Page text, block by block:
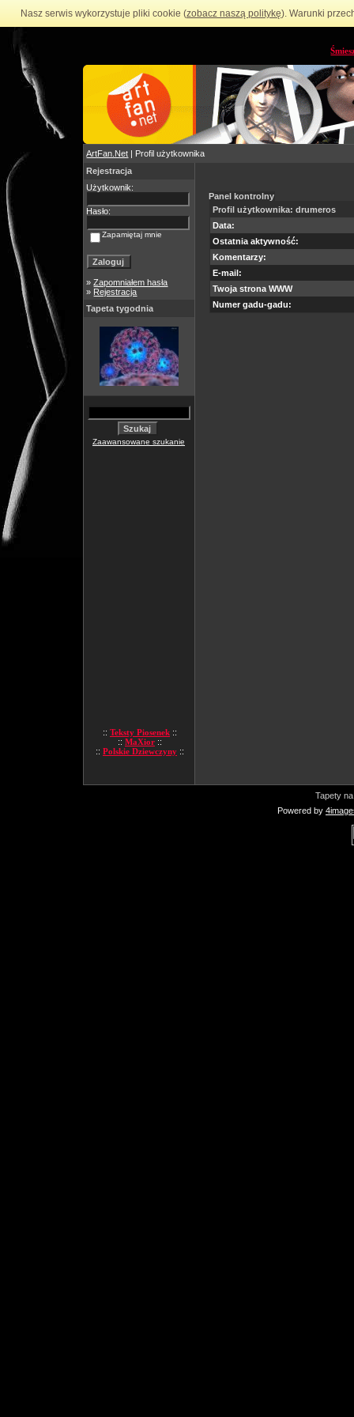
Nasz serwis wykorzystuje pliki cookie (zobacz naszą politykę). Warunki
ArtFan.Net | Profil użytkownika
Rejestracja
Użytkownik:
Hasło:
Zapamiętaj mnie
»Zapomniałem hasła
» Rejestracja
Tapeta tygodnia
Zaawansowane szukanie
:: Teksty Piosenek ::
:: MaXior ::
:: Polskie Dziewczyny ::
Panel kontrolny
Profil użytkownika: drumeros
Data:
Ostatnia aktywność:
Komentarzy:
E-mail:
Twoja strona WWW
Numer gadu-gadu:
Tapety
Powered by